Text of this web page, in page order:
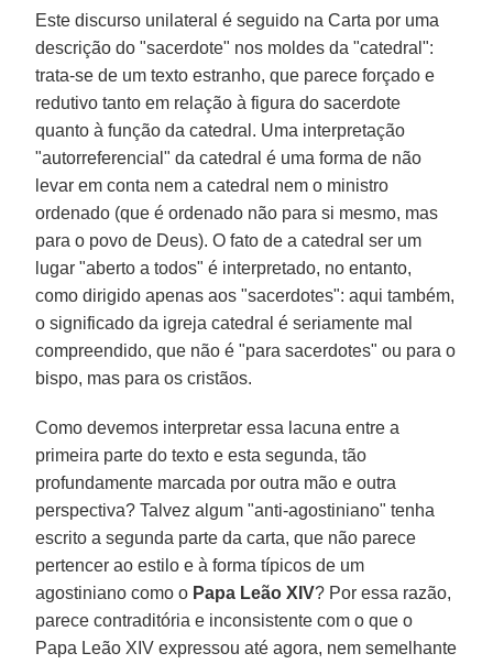
Este discurso unilateral é seguido na Carta por uma
descrição do "sacerdote" nos moldes da "catedral":
trata-se de um texto estranho, que parece forçado e
redutivo tanto em relação à figura do sacerdote
quanto à função da catedral. Uma interpretação
"autorreferencial" da catedral é uma forma de não
levar em conta nem a catedral nem o ministro
ordenado (que é ordenado não para si mesmo, mas
para o povo de Deus). O fato de a catedral ser um
lugar "aberto a todos" é interpretado, no entanto,
como dirigido apenas aos "sacerdotes": aqui também,
o significado da igreja catedral é seriamente mal
compreendido, que não é "para sacerdotes" ou para o
bispo, mas para os cristãos.
Como devemos interpretar essa lacuna entre a
primeira parte do texto e esta segunda, tão
profundamente marcada por outra mão e outra
perspectiva? Talvez algum "anti-agostiniano" tenha
escrito a segunda parte da carta, que não parece
pertencer ao estilo e à forma típicos de um
agostiniano como o Papa Leão XIV? Por essa razão,
parece contraditória e inconsistente com o que o
Papa Leão XIV expressou até agora, nem semelhante